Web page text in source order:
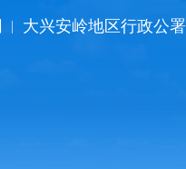
| 大兴安岭地区行政公署